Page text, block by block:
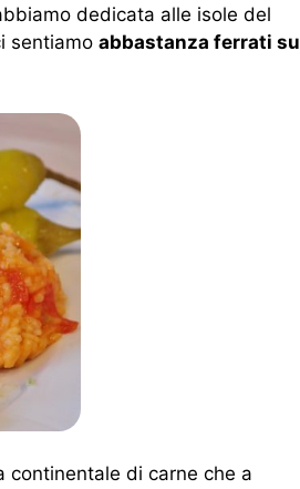
dedicata alle isole del
sentiamo abbastanza ferrati su
continentale di carne che a